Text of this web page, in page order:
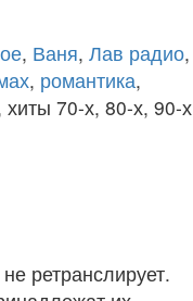
, Ваня, Лав радио,
, романтика,
хиты 70-х, 80-х, 90-х
ретранслирует.